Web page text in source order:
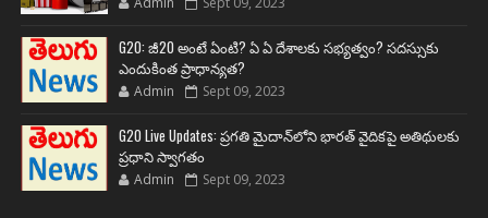
G20: జీ20 అంటే ఏంటి? ఏ ఏ దేశాలకు సభ్యత్వం? సదస్సుకు
ఎందుకింత ప్రాధాన్యత?
Admin Sept 09, 2023
G20 Live Updates: ప్రగతి మైదాన్‌లోని భారత్ వైదికపై అతిథులకు
ప్రధాని స్వాగతం
Admin Sept 09, 2023